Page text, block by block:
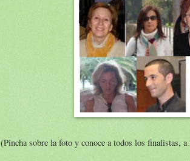
(Pincha sobre la foto y conoce a todos los finalistas,